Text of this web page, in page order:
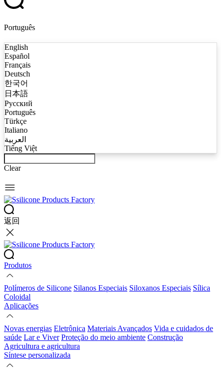
Português
English
Español
Français
Deutsch
한국어
日本語
Русский
Português
Türkçe
Italiano
العربية
Tiếng Việt
Clear
返回
Produtos
Polímeros de Silicone Silanos Especiais Siloxanos Especiais Sílica
Coloidal
Aplicações
Novas energias Eletrônica Materiais Avançados Vida e cuidados de
saúde Lar e Viver Proteção do meio ambiente Construção
Agricultura e agricultura
Síntese personalizada